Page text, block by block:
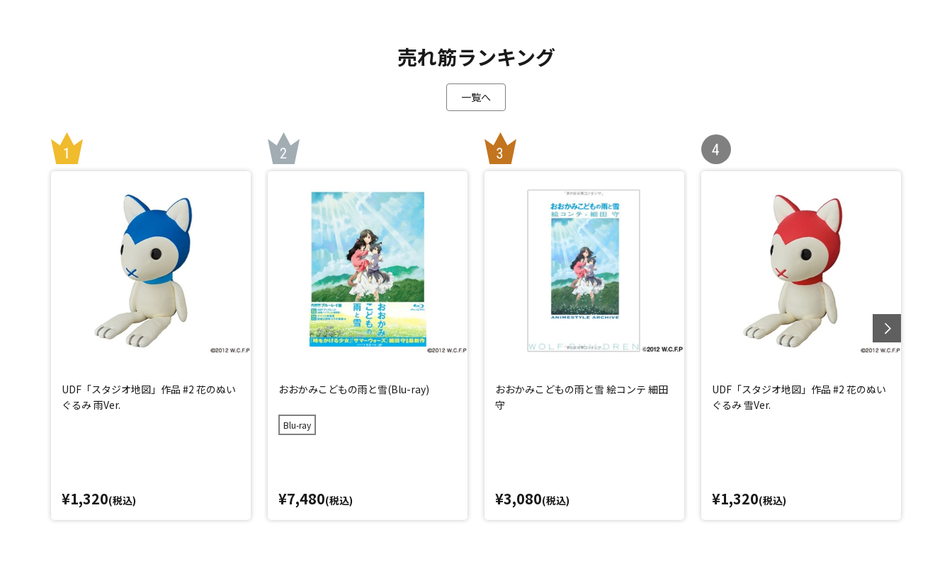
売れ筋ランキング
一覧へ
UDF「スタジオ地図」作品 #2 花のぬい
ぐるみ 雨Ver.
¥1,320(税込)
おおかみこどもの雨と雪(Blu-ray)
Blu-ray
¥7,480(税込)
おおかみこどもの雨と雪 絵コンテ 細田
守
¥3,080(税込)
UDF「スタジオ地図」作品 #2 花のぬい
ぐるみ 雪Ver.
¥1,320(税込)